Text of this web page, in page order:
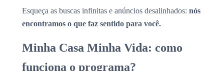
Esqueça as buscas infinitas e anúncios desalinhados: nós
encontramos o que faz sentido para você.
Minha Casa Minha Vida: como
funciona o programa?